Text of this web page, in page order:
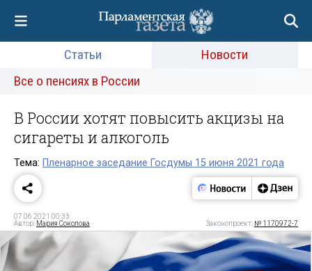
Статьи
Новости
Все о пенсиях в России
В России хотят повысить акцизы на
сигареты и алкоголь
Тема: Пленарное заседание Госдумы 15 июня 2021 года
07.06.2021 00:33
Автор: Мария Соколова Законопроект: № 1170972-7